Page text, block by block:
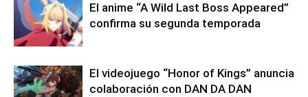
El anime “A Wild Last Boss Appeared”
confirma su segunda temporada
El videojuego “Honor of Kings” anuncia
colaboración con DAN DA DAN